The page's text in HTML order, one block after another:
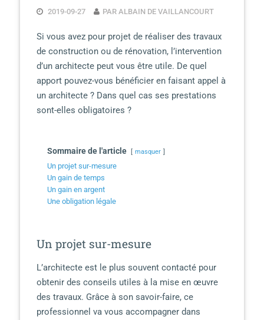
2019-09-27 PAR ALBAIN DE VAILLANCOURT
Si vous avez pour projet de réaliser des travaux
de construction ou de rénovation, l’intervention
d’un architecte peut vous être utile. De quel
apport pouvez-vous bénéficier en faisant appel à
un architecte ? Dans quel cas ses prestations
sont-elles obligatoires ?
Sommaire de l'article masquer
Un projet sur-mesure
Un gain de temps
Un gain en argent
Une obligation légale
Un projet sur-mesure
L’architecte est le plus souvent contacté pour
obtenir des conseils utiles à la mise en œuvre
des travaux. Grâce à son savoir-faire, ce
professionnel va vous accompagner dans